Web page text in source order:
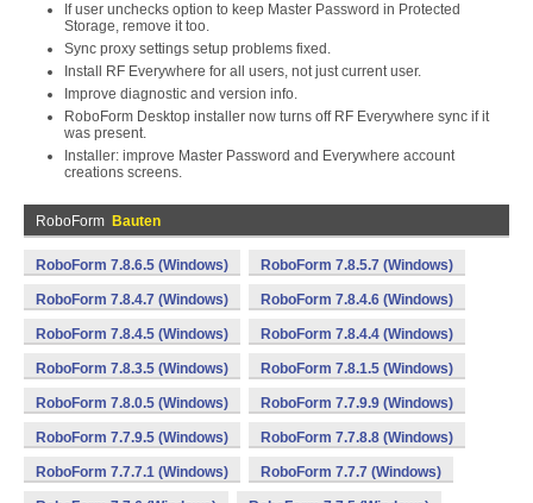
If user unchecks option to keep Master Password in Protected
Storage, remove it too.
Sync proxy settings setup problems fixed.
Install RF Everywhere for all users, not just current user.
Improve diagnostic and version info.
RoboForm Desktop installer now turns off RF Everywhere sync if it
was present.
Installer: improve Master Password and Everywhere account
creations screens.
RoboForm Bauten
RoboForm 7.8.6.5 (Windows) RoboForm 7.8.5.7 (Windows)
RoboForm 7.8.4.7 (Windows) RoboForm 7.8.4.6 (Windows)
RoboForm 7.8.4.5 (Windows) RoboForm 7.8.4.4 (Windows)
RoboForm 7.8.3.5 (Windows) RoboForm 7.8.1.5 (Windows)
RoboForm 7.8.0.5 (Windows) RoboForm 7.7.9.9 (Windows)
RoboForm 7.7.9.5 (Windows) RoboForm 7.7.8.8 (Windows)
RoboForm 7.7.7.1 (Windows) RoboForm 7.7.7 (Windows)